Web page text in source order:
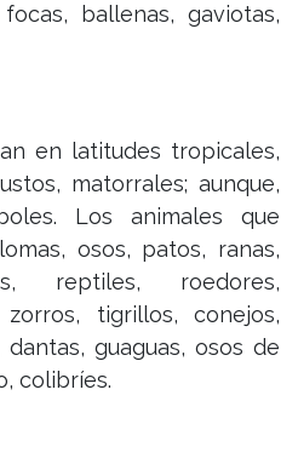
ballenas, gaviotas,
en latitudes tropicales,
matorrales; aunque,
Los animales que
osos, patos, ranas,
reptiles, roedores,
zorros, tigrillos, conejos,
guaguas, osos de
colibríes.